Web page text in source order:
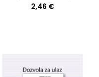
2,46 €